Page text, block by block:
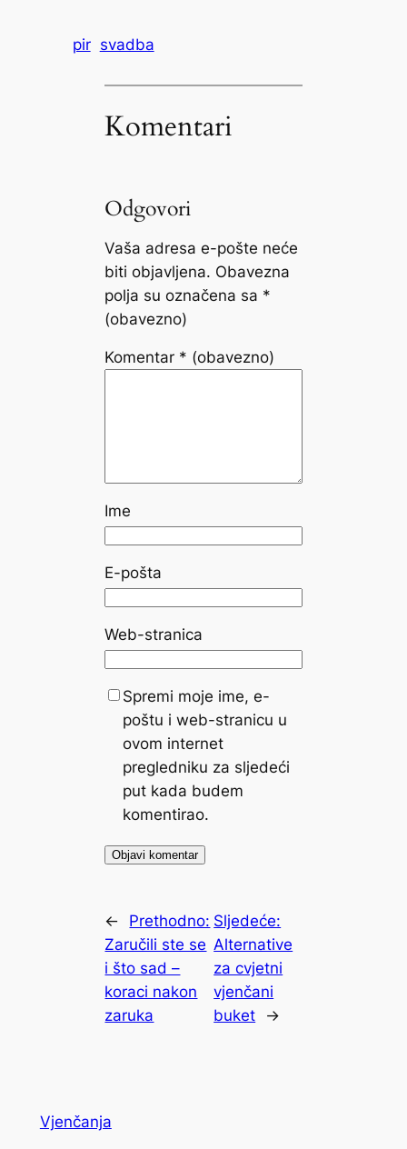
pir svadba
Komentari
Odgovori
Vaša adresa e-pošte neće
biti objavljena. Obavezna
polja su označena sa *
(obavezno)
Komentar * (obavezno)
Ime
E-pošta
Web-stranica
Spremi moje ime, e-
poštu i web-stranicu u
ovom internet
pregledniku za sljedeći
put kada budem
komentirao.
←
Prethodno:
Zaručili ste se
i što sad –
koraci nakon
zaruka
Sljedeće:
Alternative
za cvjetni
vjenčani
buket
→
Vjenčanja